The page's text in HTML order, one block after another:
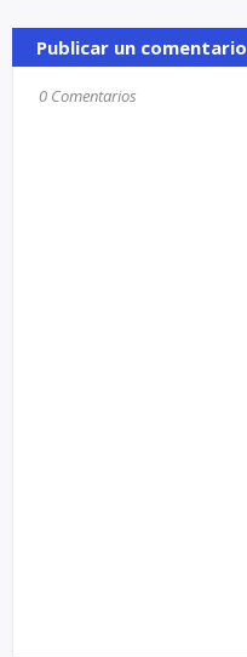
Publicar un comentario
0 Comentarios